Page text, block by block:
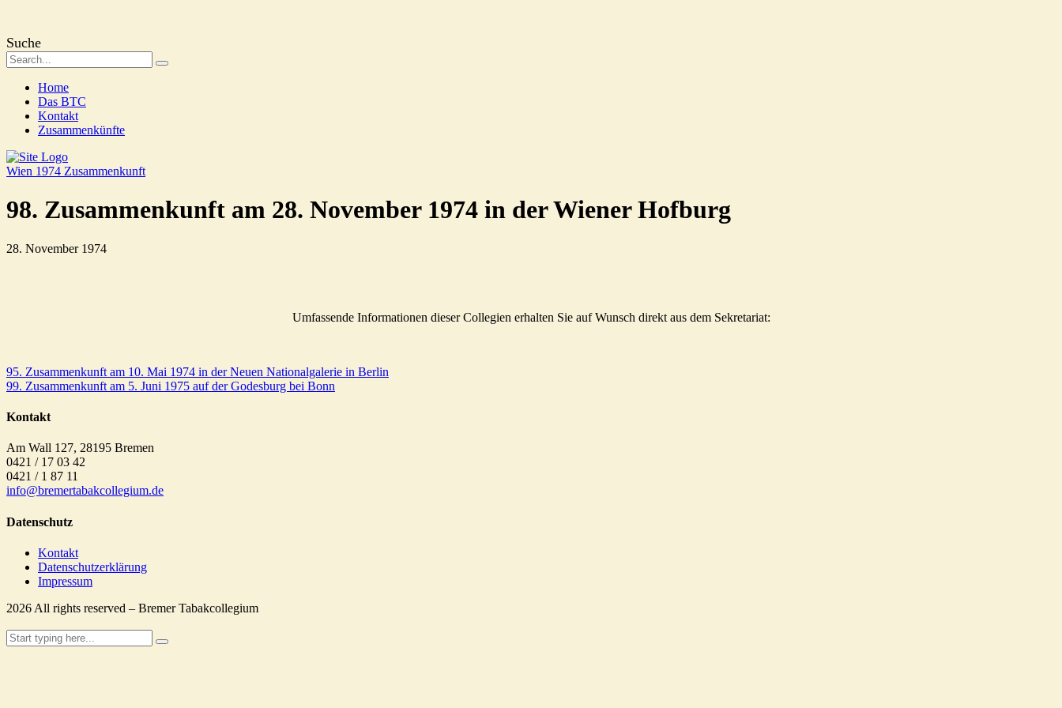
Suche
Home
Das BTC
Kontakt
Zusammenkünfte
Wien 1974 Zusammenkunft
98. Zusammenkunft am 28. November 1974 in der Wiener Hofburg
28. November 1974
Umfassende Informationen dieser Collegien erhalten Sie auf Wunsch direkt aus dem Sekretariat:
95. Zusammenkunft am 10. Mai 1974 in der Neuen Nationalgalerie in Berlin
99. Zusammenkunft am 5. Juni 1975 auf der Godesburg bei Bonn
Kontakt
Am Wall 127, 28195 Bremen
0421 / 17 03 42
0421 / 1 87 11
info@bremertabakcollegium.de
Datenschutz
Kontakt
Datenschutzerklärung
Impressum
2026 All rights reserved – Bremer Tabakcollegium